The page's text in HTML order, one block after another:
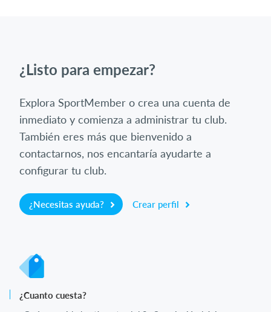
¿Listo para empezar?
Explora SportMember o crea una cuenta de
inmediato y comienza a administrar tu club.
También eres más que bienvenido a
contactarnos, nos encantaría ayudarte a
configurar tu club.
¿Necesitas ayuda? Crear perfil
¿Cuanto cuesta?